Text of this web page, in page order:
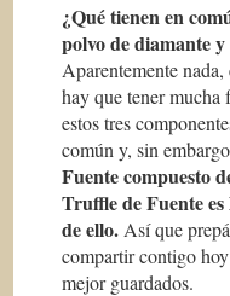
¿Qué tienen en
polvo de diamante
Aparentemente
hay que tener mucha
estos tres
común y, sin
Fuente compuesto
Truffle de Fuente
de ello. Así que
compartir contigo
mejor guardados.